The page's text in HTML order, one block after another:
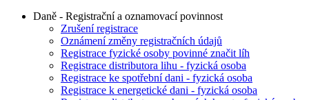
Daně - Registrační a oznamovací povinnost
Zrušení registrace
Oznámení změny registračních údajů
Registrace fyzické osoby povinné značit líh
Registrace distributora lihu - fyzická osoba
Registrace ke spotřební dani - fyzická osoba
Registrace k energetické dani - fyzická osoba